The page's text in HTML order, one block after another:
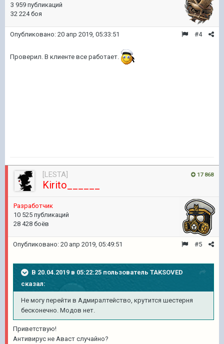
3 959 публикаций
32 224 боя
#4
Опубликовано: 20 апр 2019, 05:33:51
Проверил. В клиенте все работает.
17 868
[LESTA]
Kirito______
Разработчик
10 525 публикаций
28 428 боёв
#5
Опубликовано: 20 апр 2019, 05:49:51
В 20.04.2019 в 05:22:25 пользователь TAKSOVED
сказал:
Не могу перейти в Адмиралтейство, крутится шестерня
бесконечно. Модов нет.
Приветствую!
Антивирус не Аваст случайно?